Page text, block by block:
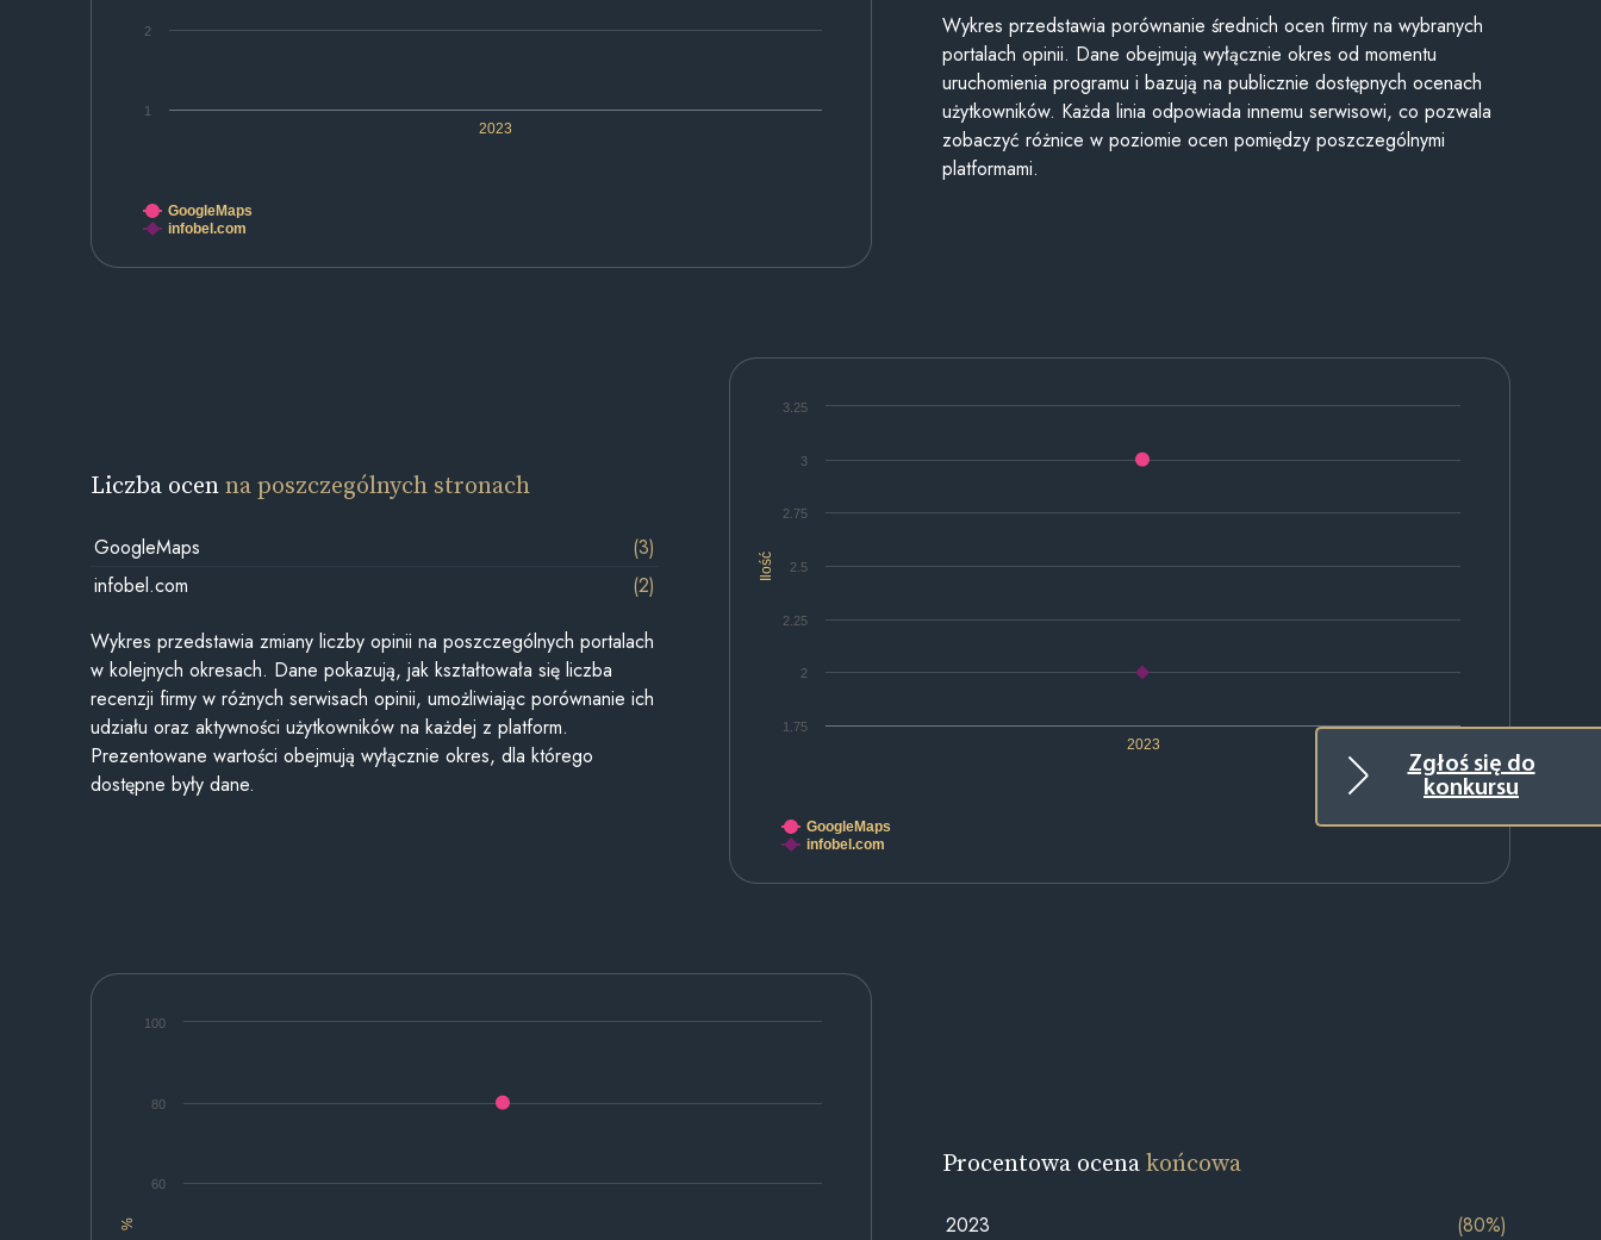
Zgłoś się do
konkursu
2023
1
2
GoogleMaps
infobel.com
Wykres przedstawia porównanie średnich ocen firmy na wybranych
portalach opinii. Dane obejmują wyłącznie okres od momentu
uruchomienia programu i bazują na publicznie dostępnych ocenach
użytkowników. Każda linia odpowiada innemu serwisowi, co pozwala
zobaczyć różnice w poziomie ocen pomiędzy poszczególnymi
platformami.
Ilość
2023
1.75
2
2.25
2.5
2.75
3
3.25
GoogleMaps
infobel.com
Liczba ocenna poszczególnych stronach
GoogleMaps
(3)
infobel.com
(2)
Wykres przedstawia zmiany liczby opinii na poszczególnych portalach
w kolejnych okresach. Dane pokazują, jak kształtowała się liczba
recenzji firmy w różnych serwisach opinii, umożliwiając porównanie ich
udziału oraz aktywności użytkowników na każdej z platform.
Prezentowane wartości obejmują wyłącznie okres, dla którego
dostępne były dane.
%
60
80
100
Procentowa ocenakońcowa
2023 (80%)